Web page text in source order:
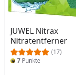
JUWEL Nitrax
Nitratentferner
(17)
7 Punkte